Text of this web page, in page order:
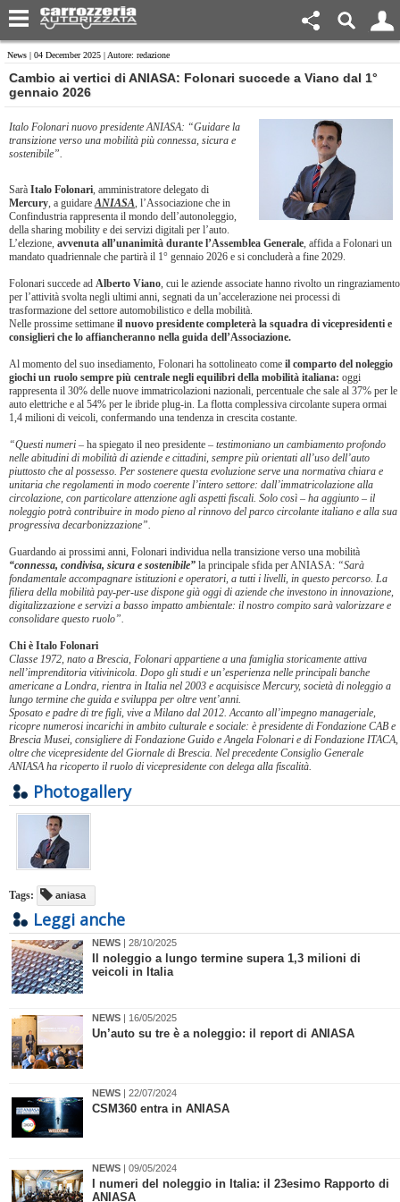
News | 04 December 2025 | Autore: redazione
​Cambio ai vertici di ANIASA: Folonari succede a Viano dal 1°
gennaio 2026
Italo Folonari nuovo presidente ANIASA: “Guidare la
transizione verso una mobilità più connessa, sicura e
sostenibile”.
Sarà Italo Folonari, amministratore delegato di
Mercury, a guidareANIASA, l’Associazione che in
Confindustria rappresenta il mondo dell’autonoleggio,
della sharing mobility e dei servizi digitali per l’auto.
L’elezione, avvenuta all’unanimità durante l’Assemblea Generale, affida a Folonari un
mandato quadriennale che partirà il 1° gennaio 2026 e si concluderà a fine 2029.
Folonari succede ad Alberto Viano, cui le aziende associate hanno rivolto un ringraziamento
per l’attività svolta negli ultimi anni, segnati da un’accelerazione nei processi di
trasformazione del settore automobilistico e della mobilità.
Nelle prossime settimane il nuovo presidente completerà la squadra di vicepresidenti e
consiglieri che lo affiancheranno nella guida dell’Associazione.
Al momento del suo insediamento, Folonari ha sottolineato come il comparto del noleggio
giochi un ruolo sempre più centrale negli equilibri della mobilità italiana: oggi
rappresenta il 30% delle nuove immatricolazioni nazionali, percentuale che sale al 37% per le
auto elettriche e al 54% per le ibride plug-in. La flotta complessiva circolante supera ormai
1,4 milioni di veicoli, confermando una tendenza in crescita costante.
“Questi numeri – ha spiegato il neo presidente – testimoniano un cambiamento profondo
nelle abitudini di mobilità di aziende e cittadini, sempre più orientati all’uso dell’auto
piuttosto che al possesso. Per sostenere questa evoluzione serve una normativa chiara e
unitaria che regolamenti in modo coerente l’intero settore: dall’immatricolazione alla
circolazione, con particolare attenzione agli aspetti fiscali. Solo così – ha aggiunto – il
noleggio potrà contribuire in modo pieno al rinnovo del parco circolante italiano e alla sua
progressiva decarbonizzazione”.
Guardando ai prossimi anni, Folonari individua nella transizione verso una mobilità
“connessa, condivisa, sicura e sostenibile” la principale sfida per ANIASA: “Sarà
fondamentale accompagnare istituzioni e operatori, a tutti i livelli, in questo percorso. La
filiera della mobilità pay-per-use dispone già oggi di aziende che investono in innovazione,
digitalizzazione e servizi a basso impatto ambientale: il nostro compito sarà valorizzare e
consolidare questo ruolo”.
Chi è Italo Folonari
Classe 1972, nato a Brescia, Folonari appartiene a una famiglia storicamente attiva
nell’imprenditoria vitivinicola. Dopo gli studi e un’esperienza nelle principali banche
americane a Londra, rientra in Italia nel 2003 e acquisisce Mercury, società di noleggio a
lungo termine che guida e sviluppa per oltre vent’anni.
Sposato e padre di tre figli, vive a Milano dal 2012. Accanto all’impegno manageriale,
ricopre numerosi incarichi in ambito culturale e sociale: è presidente di Fondazione CAB e
Brescia Musei, consigliere di Fondazione Guido e Angela Folonari e di Fondazione ITACA,
oltre che vicepresidente del Giornale di Brescia. Nel precedente Consiglio Generale
ANIASA ha ricoperto il ruolo di vicepresidente con delega alla fiscalità.
Photogallery
Tags: aniasa
Leggi anche
NEWS | 28/10/2025
Il noleggio a lungo termine supera 1,3 milioni di
veicoli in Italia
NEWS | 16/05/2025
Un’auto su tre è a noleggio: il report di ANIASA
NEWS | 22/07/2024
CSM360 entra in ANIASA
NEWS | 09/05/2024
I numeri del noleggio in Italia: il 23esimo Rapporto di
ANIASA